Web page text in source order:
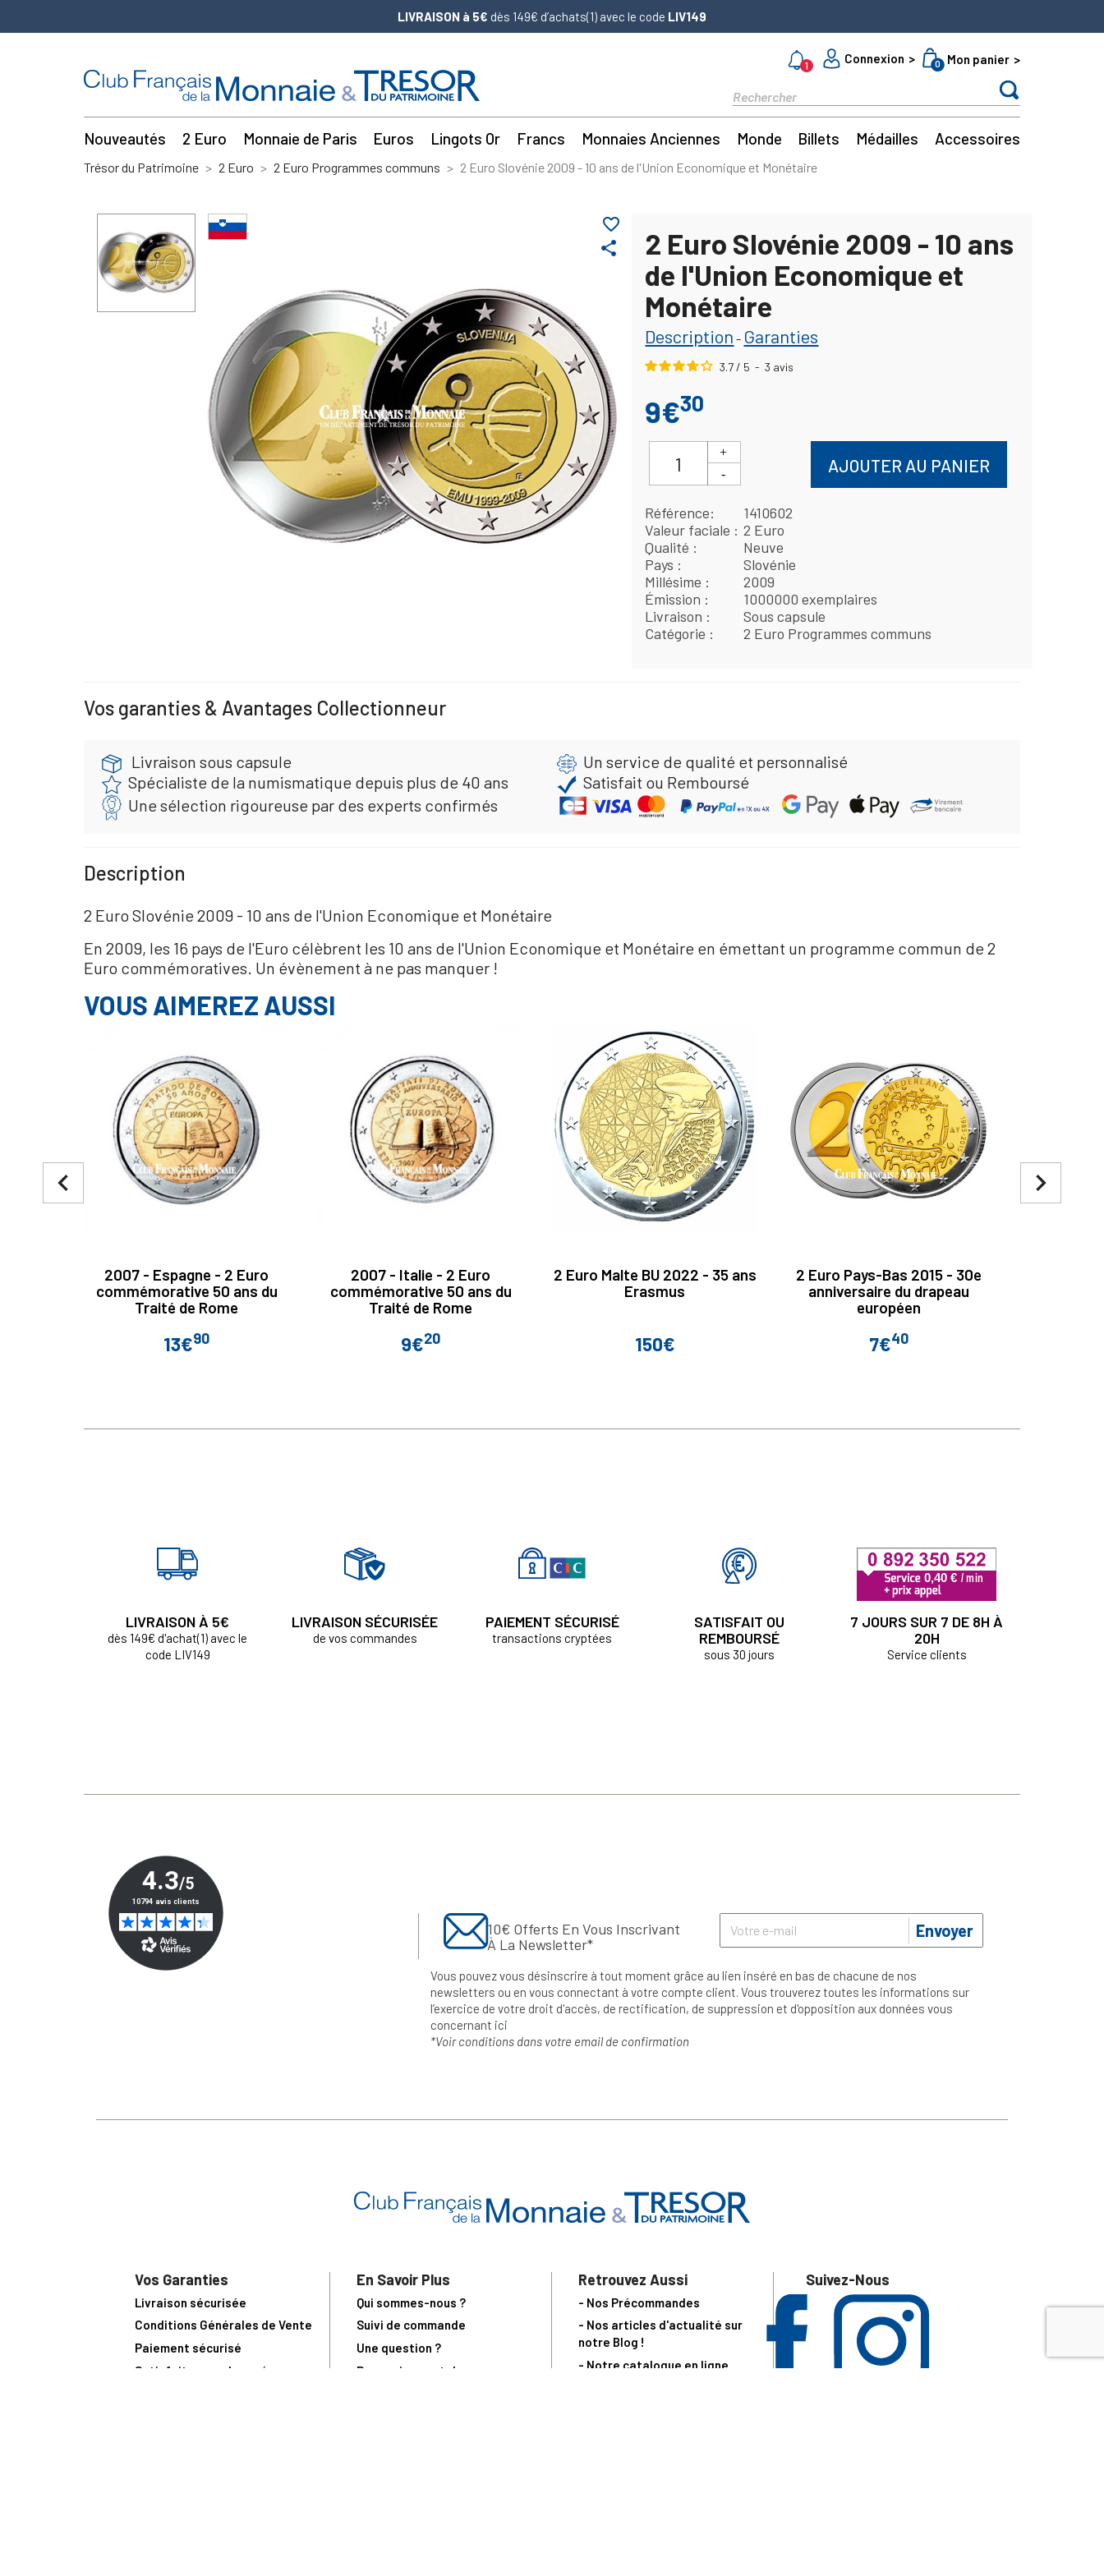
LIVRAISON à 5€ dès 149€ d’achats(1) avec le code LIV149
1
Connexion 0 Mon panier
Nouveautés 2 Euro Monnaie de Paris Euros Lingots Or Francs Monnaies Anciennes Monde Billets Médailles Accessoires
Trésor du Patrimoine 2 Euro 2 Euro Programmes communs 2 Euro Slovénie 2009 - 10 ans de l'Union Economique et Monétaire
share
favorite_border
2 Euro Slovénie 2009 - 10 ans
de l'Union Economique et
Monétaire
Description - Garanties
3.7 / 5 - 3 avis
9€30
AJOUTER AU PANIER
Référence
1410602
Valeur faciale
2 Euro
Qualité
Neuve
Pays
Slovénie
Millésime
2009
Émission
1000000 exemplaires
Livraison
Sous capsule
Catégorie
2 Euro Programmes communs
Vos garanties & Avantages Collectionneur
Livraison sous capsule
Un service de qualité et personnalisé
Spécialiste de la numismatique depuis plus de 40 ans
Satisfait ou Remboursé
Une sélection rigoureuse par des experts confirmés
Description
2 Euro Slovénie 2009 - 10 ans de l'Union Economique et Monétaire
En 2009, les 16 pays de l'Euro célèbrent les 10 ans de l'Union Economique et Monétaire en émettant un programme commun de 2
Euro commémoratives. Un évènement à ne pas manquer !
VOUS AIMEREZ AUSSI
2007 - Espagne - 2 Euro
commémorative 50 ans du
Traité de Rome
Prix
13€90
2007 - Italie - 2 Euro
commémorative 50 ans du
Traité de Rome
Prix
9€20
2 Euro Malte BU 2022 - 35 ans
Erasmus
Prix
150€
2 Euro Pays-Bas 2015 - 30e
anniversaire du drapeau
européen
Prix
7€40
navigate_next
navigate_before
LIVRAISON À 5€
dès 149€ d'achat(1) avec le
code LIV149
LIVRAISON SÉCURISÉE
de vos commandes
PAIEMENT SÉCURISÉ
transactions cryptées
SATISFAIT OU
REMBOURSÉ
sous 30 jours
7 JOURS SUR 7 DE 8H À
20H
Service clients
10€ Offerts En Vous Inscrivant
À La Newsletter*
Envoyer
Vous pouvez vous désinscrire à tout moment grâce au lien inséré en bas de chacune de nos
newsletters ou en vous connectant à votre compte client. Vous trouverez toutes les informations sur
l’exercice de votre droit d'accès, de rectification, de suppression et d'opposition aux données vous
concernant ici
*Voir conditions dans votre email de confirmation
Vos Garanties
Livraison sécurisée
Conditions Générales de Vente
Paiement sécurisé
Satisfait ou remboursé
En Savoir Plus
Qui sommes-nous ?
Suivi de commande
Une question ?
Recevoir un catalogue
Retrouvez Aussi
- Nos Précommandes
- Nos articles d'actualité sur
notre Blog !
- Notre catalogue en ligne
Suivez-Nous